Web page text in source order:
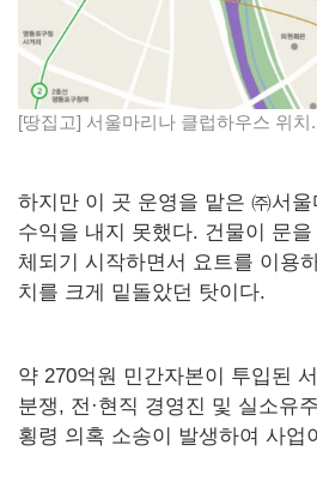
[땅집고] 서울마리나 클럽하우스 위치.
하지만 이 곳 운영을 맡은 ㈜서
수익을 내지 못했다. 건물이 문
체되기 시작하면서 요트를 이용
치를 크게 밑돌았던 탓이다.
약 270억원 민간자본이
투입된
분쟁, 전·현직 경영진 및 실소유
횡령 의혹 소송이 발생하여 사업